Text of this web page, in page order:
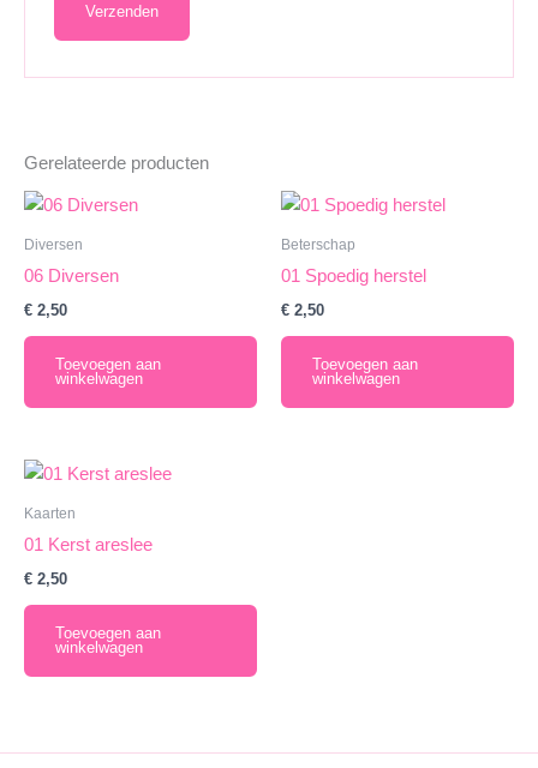
Gerelateerde producten
Diversen
06 Diversen
€ 2,50
Toevoegen aan
winkelwagen
Beterschap
01 Spoedig herstel
€ 2,50
Toevoegen aan
winkelwagen
Kaarten
01 Kerst areslee
€ 2,50
Toevoegen aan
winkelwagen